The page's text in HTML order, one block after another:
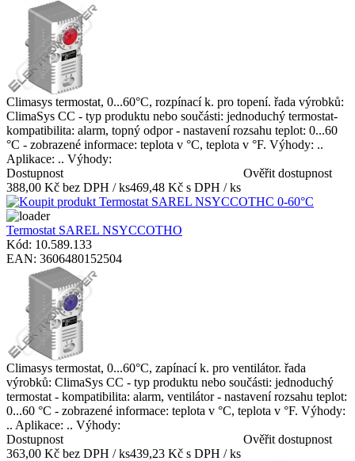
Climasys termostat, 0...60°C, rozpínací k. pro topení. řada výrobků:
ClimaSys CC - typ produktu nebo součásti: jednoduchý termostat-
kompatibilita: alarm, topný odpor - nastavení rozsahu teplot: 0...60
°C - zobrazené informace: teplota v °C, teplota v °F. Výhody: ..
Aplikace: .. Výhody:
Dostupnost
Ověřit dostupnost
388,00 Kč bez DPH / ks469,48 Kč s DPH / ks
Termostat SAREL NSYCCOTHO
Kód: 10.589.133
EAN: 3606480152504
Climasys termostat, 0...60°C, zapínací k. pro ventilátor. řada
výrobků: ClimaSys CC - typ produktu nebo součásti: jednoduchý
termostat - kompatibilita: alarm, ventilátor - nastavení rozsahu teplot:
0...60 °C - zobrazené informace: teplota v °C, teplota v °F. Výhody:
.. Aplikace: .. Výhody:
Dostupnost
Ověřit dostupnost
363,00 Kč bez DPH / ks439,23 Kč s DPH / ks